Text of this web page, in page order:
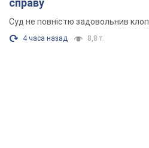
справу
Суд не повністю задовольнив
4 часа назад 8,8 т.